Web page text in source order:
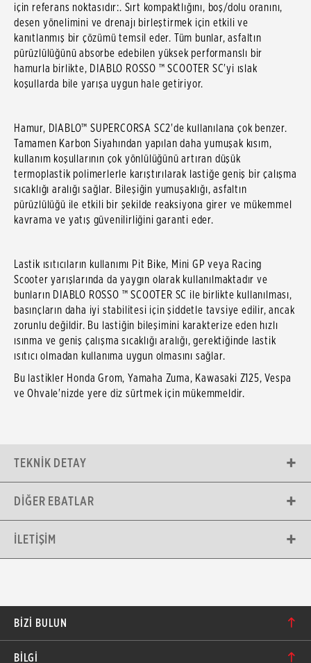
için referans noktasıdır:. Sırt kompaktlığını, boş/dolu oranını,
desen yönelimini ve drenajı birleştirmek için etkili ve
kanıtlanmış bir çözümü temsil eder. Tüm bunlar, asfaltın
pürüzlülüğünü absorbe edebilen yüksek performanslı bir
hamurla birlikte, DIABLO ROSSO ™ SCOOTER SC'yi ıslak
koşullarda bile yarışa uygun hale getiriyor.
Hamur, DIABLO™ SUPERCORSA SC2'de kullanılana çok benzer.
Tamamen Karbon Siyahından yapılan daha yumuşak kısım,
kullanım koşullarının çok yönlülüğünü artıran düşük
termoplastik polimerlerle karıştırılarak lastiğe geniş bir çalışma
sıcaklığı aralığı sağlar. Bileşiğin yumuşaklığı, asfaltın
pürüzlülüğü ile etkili bir şekilde reaksiyona girer ve mükemmel
kavrama ve yatış güvenilirliğini garanti eder.
Lastik ısıtıcıların kullanımı Pit Bike, Mini GP veya Racing
Scooter yarışlarında da yaygın olarak kullanılmaktadır ve
bunların DIABLO ROSSO ™ SCOOTER SC ile birlikte kullanılması,
basınçların daha iyi stabilitesi için şiddetle tavsiye edilir, ancak
zorunlu değildir. Bu lastiğin bileşimini karakterize eden hızlı
ısınma ve geniş çalışma sıcaklığı aralığı, gerektiğinde lastik
ısıtıcı olmadan kullanıma uygun olmasını sağlar.
Bu lastikler Honda Grom, Yamaha Zuma, Kawasaki Z125, Vespa
ve Ohvale'nizde yere diz sürtmek için mükemmeldir.
TEKNIK DETAY
DIĞER EBATLAR
İLETIŞIM
BIZI BULUN
BİLGİ